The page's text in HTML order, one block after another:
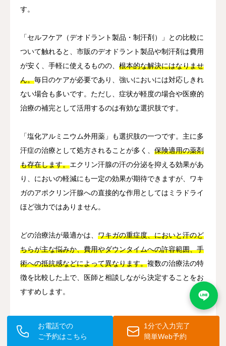
す。
「セルフケア（デオドラント製品・制汗剤）」との比較に
ついて触れると、市販のデオドラント製品や制汗剤は費用
が安く、手軽に使えるものの、 根本的な解決にはなりませ
ん。毎日のケアが必要であり、強いにおいには対応しきれ
ない場合も多いです。ただし、症状が軽度の場合や医療的
治療の補完として活用するのは有効な選択肢です。
「塩化アルミニウム外用薬」も選択肢の一つです。主に多
汗症の治療として処方されることが多く、 保険適用の薬剤
も存在します。エクリン汗腺の汗の分泌を抑える効果があ
り、においの軽減にも一定の効果が期待できますが、ワキ
ガのアポクリン汗腺への直接的な作用としてはミラドライ
ほど強力ではありません。
どの治療法が最適かは、 ワキガの重症度、においと汗のど
ちらが主な悩みか、費用やダウンタイムへの許容範囲、手
術への抵抗感などによって異なります。複数の治療法の特
徴を比較した上で、医師と相談しながら決定することをお
すすめします。
🔍 10. 治療を受ける前に確認しておくべ
お電話での
ご予約はこちら
1分で入力完了
簡単Web予約